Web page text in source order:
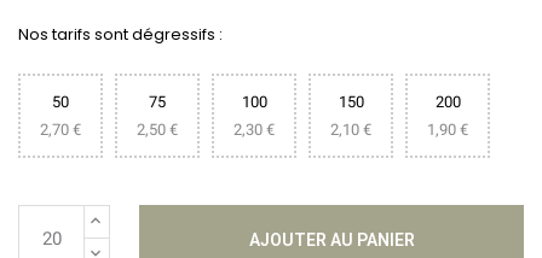
Nos tarifs sont dégressifs :
50
2,70 €
75
2,50 €
100
2,30 €
150
2,10 €
200
1,90 €
AJOUTER AU PANIER